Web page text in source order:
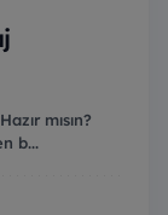
mısın?
b...